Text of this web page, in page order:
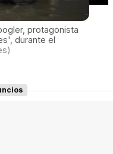
protagonista
durante el